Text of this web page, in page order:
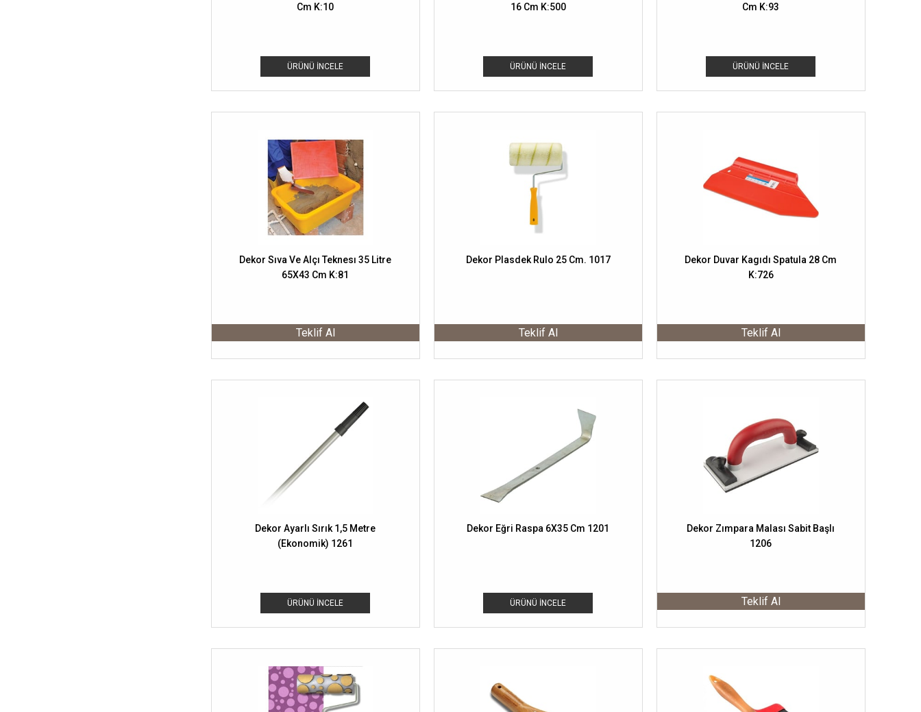
ÜRÜNÜ İNCELE
Cm K:10
ÜRÜNÜ İNCELE
16 Cm K:500
ÜRÜNÜ İNCELE
Cm K:93
Dekor Sıva Ve Alçı Teknesı 35 Litre
65X43 Cm K:81
Teklif Al
Dekor Plasdek Rulo 25 Cm. 1017
Teklif Al
Dekor Duvar Kagıdı Spatula 28 Cm
K:726
Teklif Al
ÜRÜNÜ İNCELE
Dekor Ayarlı Sırık 1,5 Metre
(Ekonomik) 1261
ÜRÜNÜ İNCELE
Dekor Eğri Raspa 6X35 Cm 1201
Dekor Zımpara Malası Sabit Başlı
1206
Teklif Al